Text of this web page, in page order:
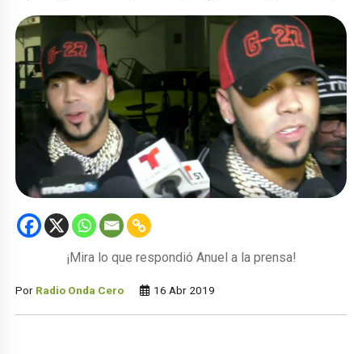
¡Mira lo que respondió Anuel a la prensa!
Por Radio Onda Cero 16 Abr 2019